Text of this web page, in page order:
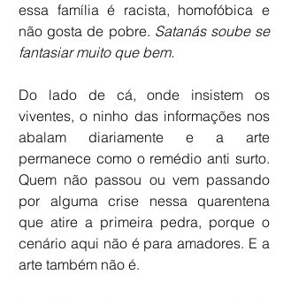
essa família é racista, homofóbica e
não gosta de pobre. Satanás soube se
fantasiar muito que bem.
Do lado de cá, onde insistem os
viventes, o ninho das informações nos
abalam diariamente e a arte
permanece como o remédio anti surto.
Quem não passou ou vem passando
por alguma crise nessa quarentena
que atire a primeira pedra, porque o
cenário aqui não é para amadores. E a
arte também não é.